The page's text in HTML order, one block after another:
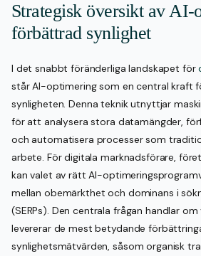
Strategisk översikt av
förbättrad synlighet
I det snabbt föränderliga landskapet för
står AI-optimering som en central kraft
synligheten. Denna teknik utnyttjar
för att analysera stora datamängder,
och automatisera processer som
arbete. För digitala marknadsförare,
kan valet av rätt AI-
mellan obemärkthet och dominans i
(SERPs). Den centrala frågan handlar
levererar de mest betydande
synlighetsmätvärden, såsom organisk